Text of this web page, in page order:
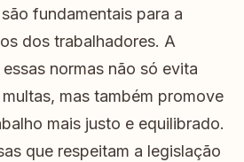
fundamentais para a
dos trabalhadores. A
normas não só evita
mas também promove
mais justo e equilibrado.
que respeitam a legislação